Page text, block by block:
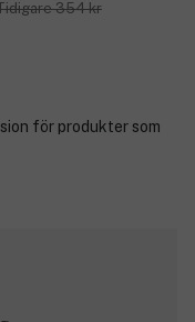
354 kr
för produkter som